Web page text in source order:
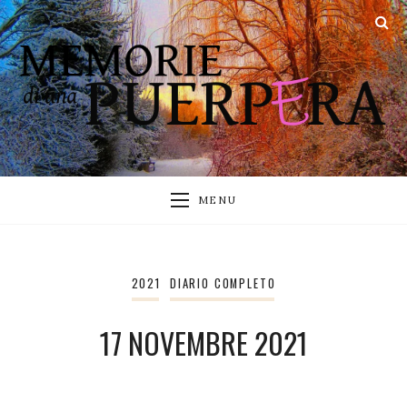
MENU
2021 DIARIO COMPLETO
17 NOVEMBRE 2021